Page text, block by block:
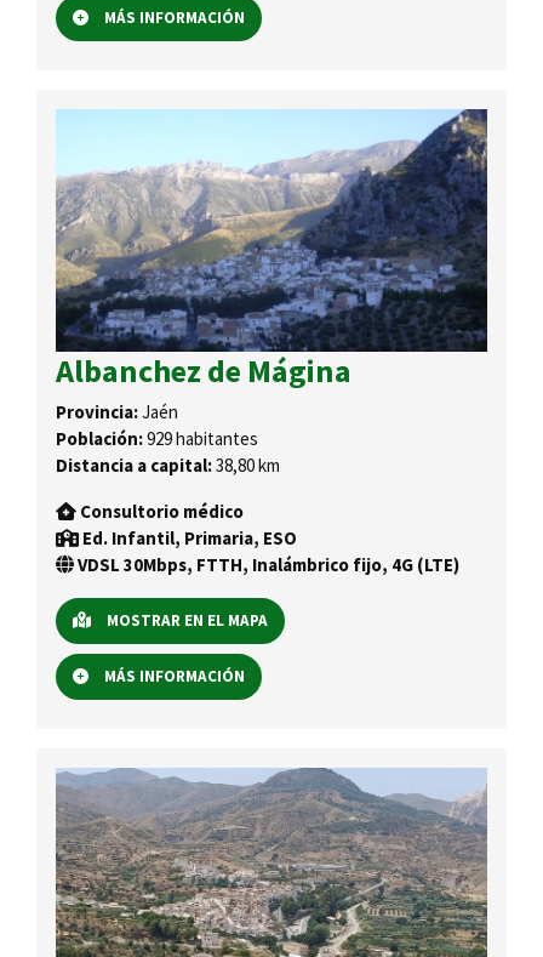
MÁS INFORMACIÓN
Albanchez de Mágina
Provincia:Jaén
Población:929 habitantes
Distancia a capital:38,80 km
Consultorio médico
Ed. Infantil, Primaria, ESO
VDSL 30Mbps, FTTH, Inalámbrico fijo, 4G (LTE)
MOSTRAR EN EL MAPA
MÁS INFORMACIÓN